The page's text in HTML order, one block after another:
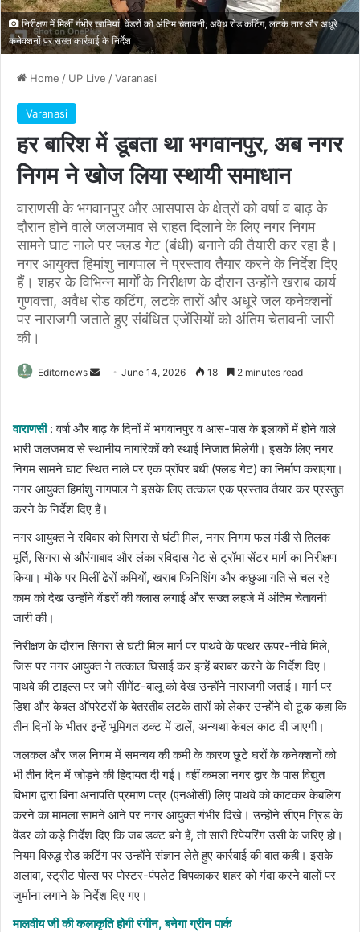
निरीक्षण में मिलीं गंभीर खामियां, वेंडरों को अंतिम चेतावनी; अवैध रोड कटिंग, लटके तार और अधूरे
कनेक्शनों पर सख्त कार्रवाई के निर्देश
Home / UP Live /Varanasi
Varanasi
हर बारिश में डूबता था भगवानपुर, अब नगर
निगम ने खोज लिया स्थायी समाधान
वाराणसी के भगवानपुर और आसपास के क्षेत्रों को वर्षा व बाढ़ के
दौरान होने वाले जलजमाव से राहत दिलाने के लिए नगर निगम
सामने घाट नाले पर फ्लड गेट (बंधी) बनाने की तैयारी कर रहा है।
नगर आयुक्त हिमांशु नागपाल ने प्रस्ताव तैयार करने के निर्देश दिए
हैं। शहर के विभिन्न मार्गों के निरीक्षण के दौरान उन्होंने खराब कार्य
गुणवत्ता, अवैध रोड कटिंग, लटके तारों और अधूरे जल कनेक्शनों
पर नाराजगी जताते हुए संबंधित एजेंसियों को अंतिम चेतावनी जारी
की।
Editornews
Send June 14, 2026 18 2 minutes read
वाराणसी : वर्षा और बाढ़ के दिनों में भगवानपुर व आस-पास के इलाकों में होने वाले
भारी जलजमाव से स्थानीय नागरिकों को स्थाई निजात मिलेगी। इसके लिए नगर
निगम सामने घाट स्थित नाले पर एक प्रॉपर बंधी (फ्लड गेट) का निर्माण कराएगा।
नगर आयुक्त हिमांशु नागपाल ने इसके लिए तत्काल एक प्रस्ताव तैयार कर प्रस्तुत
करने के निर्देश दिए हैं।
​नगर आयुक्त ने रविवार को सिगरा से घंटी मिल, नगर निगम फल मंडी से तिलक
मूर्ति, सिगरा से औरंगाबाद और लंका रविदास गेट से ट्रॉमा सेंटर मार्ग का निरीक्षण
किया। मौके पर मिलीं ढेरों कमियों, खराब फिनिशिंग और कछुआ गति से चल रहे
काम को देख उन्होंने वेंडरों की क्लास लगाई और सख्त लहजे में अंतिम चेतावनी
जारी की।
​​निरीक्षण के दौरान सिगरा से घंटी मिल मार्ग पर पाथवे के पत्थर ऊपर-नीचे मिले,
जिस पर नगर आयुक्त ने तत्काल घिसाई कर इन्हें बराबर करने के निर्देश दिए।
पाथवे की टाइल्स पर जमे सीमेंट-बालू को देख उन्होंने नाराजगी जताई। मार्ग पर
डिश और केबल ऑपरेटरों के बेतरतीब लटके तारों को लेकर उन्होंने दो टूक कहा कि
तीन दिनों के भीतर इन्हें भूमिगत डक्ट में डालें, अन्यथा केबल काट दी जाएगी।
जलकल और जल निगम में समन्वय की कमी के कारण छूटे घरों के कनेक्शनों को
भी तीन दिन में जोड़ने की हिदायत दी गई। वहीं ​कमला नगर द्वार के पास विद्युत
विभाग द्वारा बिना अनापत्ति प्रमाण पत्र (एनओसी) लिए पाथवे को काटकर केबलिंग
करने का मामला सामने आने पर नगर आयुक्त गंभीर दिखे। उन्होंने सीएम ग्रिड के
वेंडर को कड़े निर्देश दिए कि जब डक्ट बने हैं, तो सारी रिपेयरिंग उसी के जरिए हो।
नियम विरुद्ध रोड कटिंग पर उन्होंने संज्ञान लेते हुए कार्रवाई की बात कही। इसके
अलावा, स्ट्रीट पोल्स पर पोस्टर-पंपलेट चिपकाकर शहर को गंदा करने वालों पर
जुर्माना लगाने के निर्देश दिए गए।
​मालवीय जी की कलाकृति होगी रंगीन, बनेगा ग्रीन पार्क